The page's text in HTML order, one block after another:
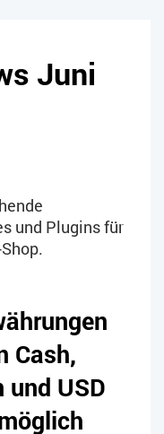
Juni
und Plugins für
Cash,
und USD